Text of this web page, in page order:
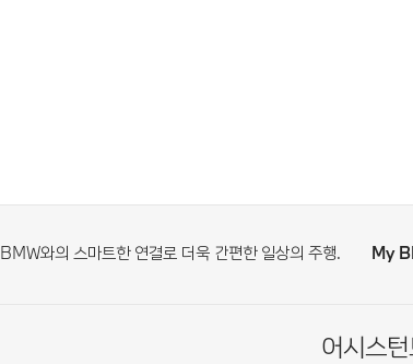
BMW와의 스마트한 연결로 더욱 간편한 일상의 주행. My
어시스